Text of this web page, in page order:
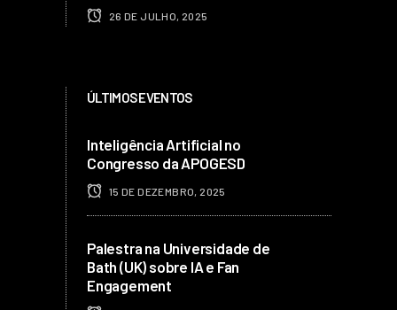
26 DE JULHO, 2025
ÚLTIMOS EVENTOS
Inteligência Artificial no
Congresso da APOGESD
15 DE DEZEMBRO, 2025
Palestra na Universidade de
Bath (UK) sobre IA e Fan
Engagement